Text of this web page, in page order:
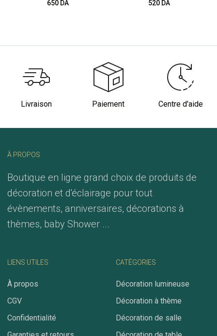
650 DA 520 DA
Livraison Paiement Centre d'aide
À PROPOS
Boutique en ligne grand choix de produits de
décoration et d'éclairage pour tout
évènements, anniversaires, décorations à
thèmes, baby Shower ...
LIENS UTILES
À propos
CGV
Confidentialité
CATÉGORIES
Décoration lumineuse
Décoration à thème
Décoration de salle